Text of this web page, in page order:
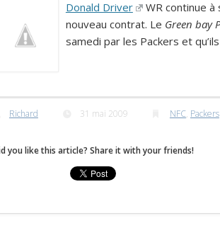
Donald Driver
WR continue à
nouveau contrat. Le Green bay
samedi par les Packers et
Richard 31 mai 2009 NFC, Packers
you like this article? Share it with your friends!